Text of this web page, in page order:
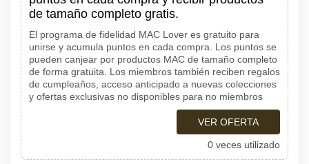
de tamaño completo gratis.
El programa de fidelidad MAC Lover es gratuito para
unirse y acumula puntos en cada compra. Los puntos se
pueden canjear por productos MAC de tamaño completo
de forma gratuita. Los miembros también reciben regalos
de cumpleaños, acceso anticipado a nuevas colecciones
y ofertas exclusivas no disponibles para no miembros
VER OFERTA
0 veces utilizado